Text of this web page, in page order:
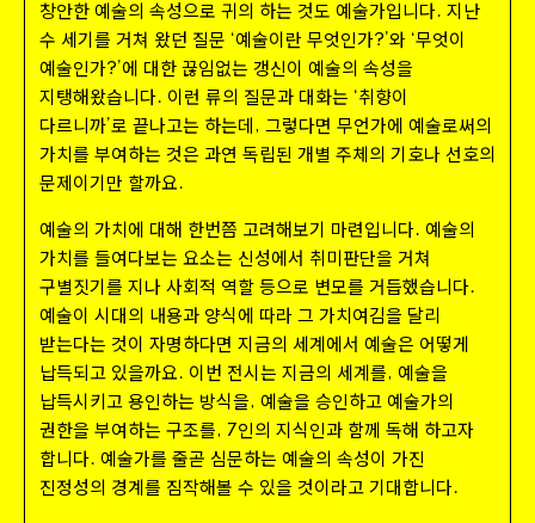
창안한 예술의 속성으로 귀의 하는 것도 예술가입니다. 지난
수 세기를 거쳐 왔던 질문 ‘예술이란 무엇인가?’와 ‘무엇이
예술인가?’에 대한 끊임없는 갱신이 예술의 속성을
지탱해왔습니다. 이런 류의 질문과 대화는 ‘취향이
다르니까’로 끝나고는 하는데 , 그렇다면 무언가에 예술로써의
가치를 부여하는 것은 과연 독립된 개별 주체의 기호나 선호의
문제이기만 할까요.
예술의 가치에 대해 한번쯤 고려해보기 마련입니다. 예술의
가치를 들여다보는 요소는 신성에서 취미판단을 거쳐
구별짓기를 지나 사회적 역할 등으로 변모를 거듭했습니다.
예술이 시대의 내용과 양식에 따라 그 가치여김을 달리
받는다는 것이 자명하다면 지금의 세계에서 예술은 어떻게
납득되고 있을까요. 이번 전시는 지금의 세계를, 예술을
납득시키고 용인하는 방식을, 예술을 승인하고 예술가의
권한을 부여하는 구조를, 7인의 지식인과 함께 독해 하고자
합니다. 예술가를 줄곧 심문하는 예술의 속성이 가진
진정성의 경계를 짐작해볼 수 있을 것이라고 기대합니다.